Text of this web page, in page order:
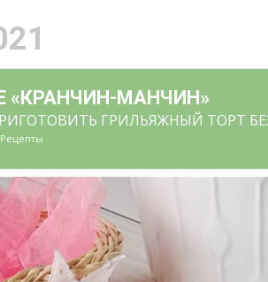
«КРАНЧИН-МАНЧИН»
ГРИЛЬЯЖНЫЙ ТОРТ